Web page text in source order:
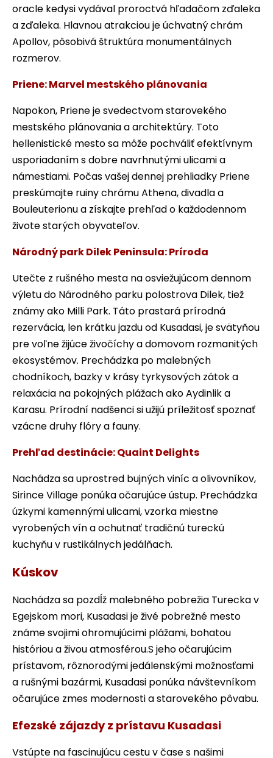
oracle kedysi vydával proroctvá hľadačom zďaleka
a zďaleka. Hlavnou atrakciou je úchvatný chrám
Apollov, pôsobivá štruktúra monumentálnych
rozmerov.
Priene: Marvel mestského plánovania
Napokon, Priene je svedectvom starovekého
mestského plánovania a architektúry. Toto
hellenistické mesto sa môže pochváliť efektívnym
usporiadaním s dobre navrhnutými ulicami a
námestiami. Počas vašej dennej prehliadky Priene
preskúmajte ruiny chrámu Athena, divadla a
Bouleuterionu a získajte prehľad o každodennom
živote starých obyvateľov.
Národný park Dilek Peninsula: Príroda
Utečte z rušného mesta na osviežujúcom dennom
výletu do Národného parku polostrova Dilek, tiež
známy ako Milli Park. Táto prastará prírodná
rezervácia, len krátku jazdu od Kusadasi, je svätyňou
pre voľne žijúce živočíchy a domovom rozmanitých
ekosystémov. Prechádzka po malebných
chodníkoch, bazky v krásy tyrkysových zátok a
relaxácia na pokojných plážach ako Aydinlik a
Karasu. Prírodní nadšenci si užijú príležitosť spoznať
vzácne druhy flóry a fauny.
Prehľad destinácie: Quaint Delights
Nachádza sa uprostred bujných viníc a olivovníkov,
Sirince Village ponúka očarujúce ústup. Prechádzka
úzkymi kamennými ulicami, vzorka miestne
vyrobených vín a ochutnať tradičnú tureckú
kuchyňu v rustikálnych jedálňach.
Kúskov
Nachádza sa pozdĺž malebného pobrežia Turecka v
Egejskom mori, Kusadasi je živé pobrežné mesto
známe svojimi ohromujúcimi plážami, bohatou
históriou a živou atmosférou.S jeho očarujúcim
prístavom, rôznorodými jedálenskými možnosťami
a rušnými bazármi, Kusadasi ponúka návštevníkom
očarujúce zmes modernosti a starovekého pôvabu.
Efezské zájazdy z prístavu Kusadasi
Vstúpte na fascinujúcu cestu v čase s našimi